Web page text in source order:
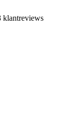
klantreviews